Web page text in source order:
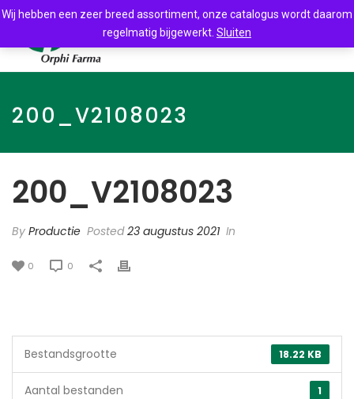
200_V2108023
200_V2108023
By Productie Posted23 augustus 2021 In
0 0
18.22 KB
Bestandsgrootte
1
Aantal bestanden
Wij hebben een zeer breed assortiment, onze catalogus wordt daarom
regelmatig bijgewerkt. Sluiten